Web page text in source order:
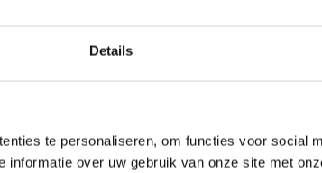
Details
te personaliseren, om functies voor social
informatie over uw gebruik van onze site met